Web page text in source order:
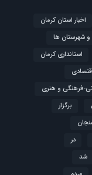
اخبار استان کرمان
و شهرستان ها
استانداری کرمان
فرهنگی و هنری
برگزار
در
شد